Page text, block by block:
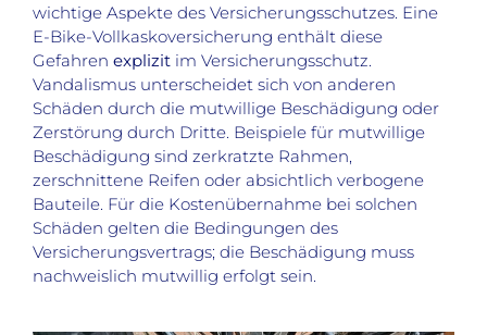
wichtige Aspekte des Versicherungsschutzes. Eine
E-Bike-Vollkaskoversicherung enthält diese
Gefahren explizitim Versicherungsschutz.
Vandalismus unterscheidet sich von anderen
Schäden durch die mutwillige Beschädigung oder
Zerstörung durch Dritte. Beispiele für mutwillige
Beschädigung sind zerkratzte Rahmen,
zerschnittene Reifen oder absichtlich verbogene
Bauteile. Für die Kostenübernahme bei solchen
Schäden gelten die Bedingungen des
Versicherungsvertrags; die Beschädigung muss
nachweislich mutwillig erfolgt sein.